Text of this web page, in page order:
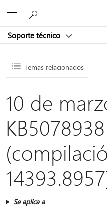
Soporte técnico
Temas relacionados
10 de
KB5078938
Se aplica a